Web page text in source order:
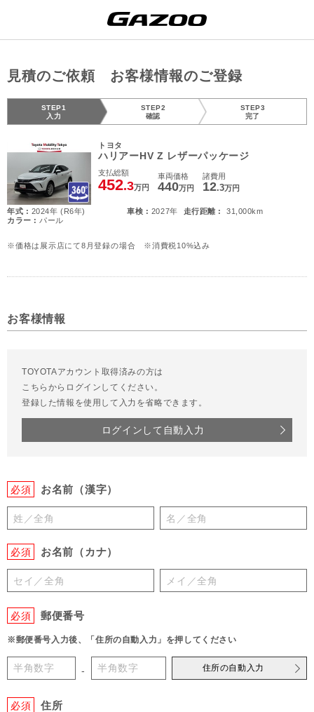
見積のご依頼 お客様情報のご登録
STEP1
入力
STEP2
確認
STEP3
完了
トヨタ
ハリアーHV Z レザーパッケージ
支払総額
452.3万円
車両価格
440万円
諸費用
12.3万円
年式 : 2024年 (R6年) 車検 : 2027年 走行距離 :
31,000km
カラー : パール
※価格は展示店にて8月登録の場合 ※消費税10%込み
お客様情報
TOYOTAアカウント取得済みの方は
こちらからログインしてください。
登録した情報を使用して入力を省略できます。
ログインして自動入力
必須 お名前（漢字）
必須 お名前（カナ）
必須 郵便番号
※郵便番号入力後、「住所の自動入力」を押してください
- 住所の自動入力
必須 住所